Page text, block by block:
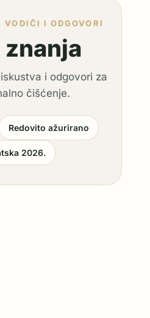
VODIČI I ODGOVORI
znanja
i odgovori za
čišćenje.
Redovito ažurirano
2026.